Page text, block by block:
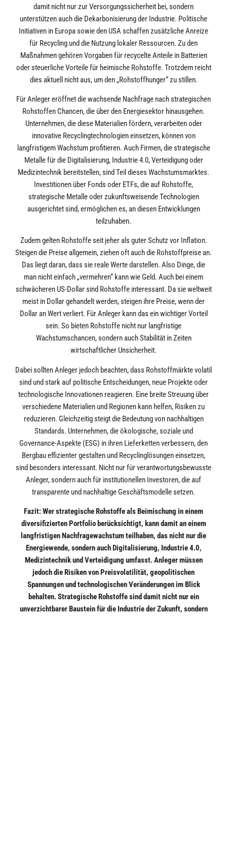
damit nicht nur zur Versorgungssicherheit bei, sondern
unterstützen auch die Dekarbonisierung der Industrie. Politische
Initiativen in Europa sowie den USA schaffen zusätzliche Anreize
für Recycling und die Nutzung lokaler Ressourcen. Zu den
Maßnahmen gehören Vorgaben für recycelte Anteile in Batterien
oder steuerliche Vorteile für heimische Rohstoffe. Trotzdem reicht
dies aktuell nicht aus, um den „Rohstoffhunger“ zu stillen.
Für Anleger eröffnet die wachsende Nachfrage nach strategischen
Rohstoffen Chancen, die über den Energiesektor hinausgehen.
Unternehmen, die diese Materialien fördern, verarbeiten oder
innovative Recyclingtechnologien einsetzen, können von
langfristigem Wachstum profitieren. Auch Firmen, die strategische
Metalle für die Digitalisierung, Industrie 4.0, Verteidigung oder
Medizintechnik bereitstellen, sind Teil dieses Wachstumsmarktes.
Investitionen über Fonds oder ETFs, die auf Rohstoffe,
strategische Metalle oder zukunftsweisende Technologien
ausgerichtet sind, ermöglichen es, an diesen Entwicklungen
teilzuhaben.
Zudem gelten Rohstoffe seit jeher als guter Schutz vor Inflation.
Steigen die Preise allgemein, ziehen oft auch die Rohstoffpreise an.
Das liegt daran, dass sie reale Werte darstellen. Also Dinge, die
man nicht einfach „vermehren“ kann wie Geld. Auch bei einem
schwächeren US-Dollar sind Rohstoffe interessant. Da sie weltweit
meist in Dollar gehandelt werden, steigen ihre Preise, wenn der
Dollar an Wert verliert. Für Anleger kann das ein wichtiger Vorteil
sein. So bieten Rohstoffe nicht nur langfristige
Wachstumschancen, sondern auch Stabilität in Zeiten
wirtschaftlicher Unsicherheit.
Dabei sollten Anleger jedoch beachten, dass Rohstoffmärkte volatil
sind und stark auf politische Entscheidungen, neue Projekte oder
technologische Innovationen reagieren. Eine breite Streuung über
verschiedene Materialien und Regionen kann helfen, Risiken zu
reduzieren. Gleichzeitig steigt die Bedeutung von nachhaltigen
Standards. Unternehmen, die ökologische, soziale und
Governance-Aspekte (ESG) in ihren Lieferketten verbessern, den
Bergbau effizienter gestalten und Recyclinglösungen einsetzen,
sind besonders interessant. Nicht nur für verantwortungsbewusste
Anleger, sondern auch für institutionellen Investoren, die auf
transparente und nachhaltige Geschäftsmodelle setzen.
Fazit: Wer strategische Rohstoffe als Beimischung in einem
diversifizierten Portfolio berücksichtigt, kann damit an einem
langfristigen Nachfragewachstum teilhaben, das nicht nur die
Energiewende, sondern auch Digitalisierung, Industrie 4.0,
Medizintechnik und Verteidigung umfasst. Anleger müssen
jedoch die Risiken von Preisvolatilität, geopolitischen
Spannungen und technologischen Veränderungen im Blick
behalten. Strategische Rohstoffe sind damit nicht nur ein
unverzichtbarer Baustein für die Industrie der Zukunft, sondern